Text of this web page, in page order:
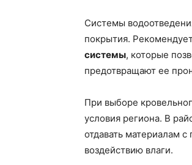
Системы
покрытия.
системы, которые
предотвращают ее
При выборе
условия региона. В
отдавать материалам
воздействию влаги.